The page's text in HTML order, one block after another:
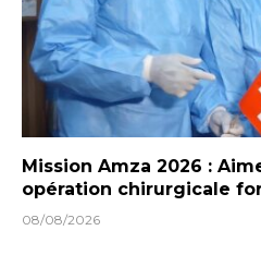
Mission Amza 2026 :
opération chirurgicale
08/08/2026